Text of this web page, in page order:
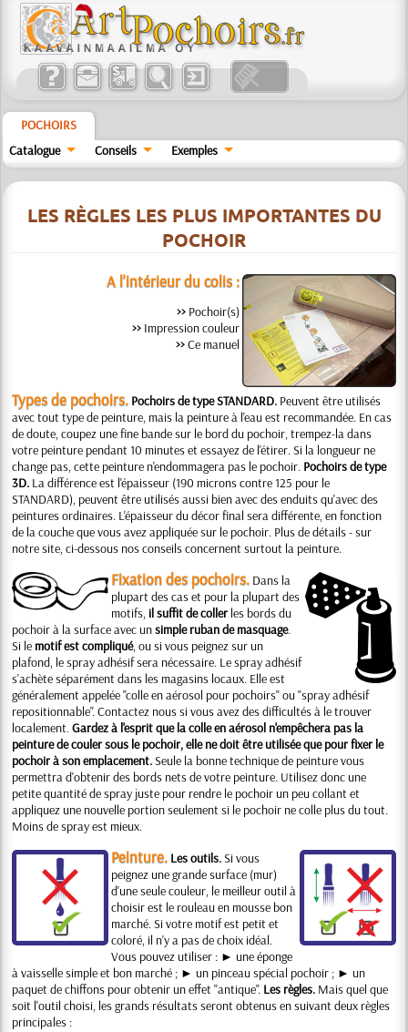
POCHOIRS
Catalogue
Conseils Exemples
LES RÈGLES LES PLUS IMPORTANTES DU
POCHOIR
A l'intérieur du colis :
>> Pochoir(s)
>> Impression couleur
>>Ce manuel
Types de pochoirs. Pochoirs de type STANDARD. Peuvent être utilisés
avec tout type de peinture, mais la peinture à l'eau est recommandée. En cas
de doute, coupez une fine bande sur le bord du pochoir, trempez-la dans
votre peinture pendant 10 minutes et essayez de l'étirer. Si la longueur ne
change pas, cette peinture n'endommagera pas le pochoir. Pochoirs de type
3D. La différence est l'épaisseur (190 microns contre 125 pour le
STANDARD), peuvent être utilisés aussi bien avec des enduits qu'avec des
peintures ordinaires. L'épaisseur du décor final sera différente, en fonction
de la couche que vous avez appliquée sur le pochoir. Plus de détails - sur
notre site, ci-dessous nos conseils concernent surtout la peinture.
Fixation des pochoirs.Dans la
plupart des cas et pour la plupart des
motifs, il suffit de collerles bords du
pochoir à la surface avec unsimple ruban de masquage.
Si le motif est compliqué, ou si vous peignez sur un
plafond, le spray adhésif sera nécessaire. Le spray adhésif
s'achète séparément dans les magasins locaux. Elle est
généralement appelée "colle en aérosol pour pochoirs" ou "spray adhésif
repositionnable". Contactez nous si vous avez des difficultés à le trouver
localement.Gardez à l'esprit que la colle en aérosol n'empêchera pas la
peinture de couler sous le pochoir, elle ne doit être utilisée que pour fixer le
pochoir à son emplacement.Seule la bonne technique de peinture vous
permettra d'obtenir des bords nets de votre peinture. Utilisez donc une
petite quantité de spray juste pour rendre le pochoir un peu collant et
appliquez une nouvelle portion seulement si le pochoir ne colle plus du tout.
Moins de spray est mieux.
Peinture. Les outils.Si vous
peignez une grande surface (mur)
d'une seule couleur, le meilleur outil à
choisir est le rouleau en mousse bon
marché. Si votre motif est petit et
coloré, il n'y a pas de choix idéal.
Vous pouvez utiliser : ► une éponge
à vaisselle simple et bon marché ; ► un pinceau spécial pochoir ; ► un
paquet de chiffons pour obtenir un effet "antique". Les règles. Mais quel que
soit l'outil choisi, les grands résultats seront obtenus en suivant deux règles
principales :